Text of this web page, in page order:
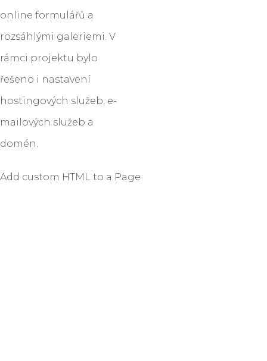
online formulářů a
rozsáhlými galeriemi. V
rámci projektu bylo
řešeno i nastavení
hostingových služeb, e-
mailových služeb a
domén.
Add custom HTML to a Page